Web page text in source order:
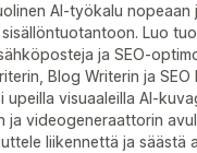
AI-työkalu nopeaan
Luo
ja SEO-
Blog Writerin ja
upeilla visuaaleilla AI-
ja videogeneraattorin
liikennettä ja säästä